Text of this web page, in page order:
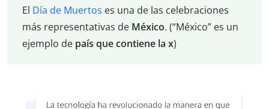
El Día de Muertos es una de las celebraciones
más representativas de México. (“México” es un
ejemplo de país que contiene la x)